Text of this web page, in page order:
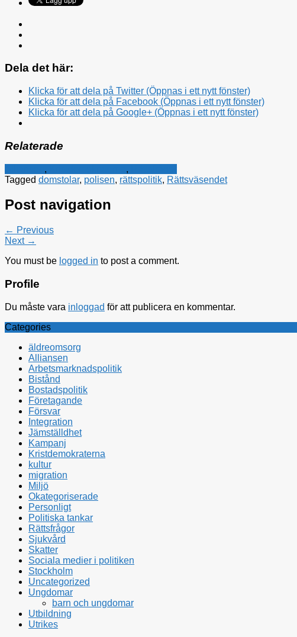
Dela det här:
Klicka för att dela på Twitter (Öppnas i ett nytt fönster)
Klicka för att dela på Facebook (Öppnas i ett nytt fönster)
Klicka för att dela på Google+ (Öppnas i ett nytt fönster)
Relaterade
, ,
Tagged domstolar, polisen, rättspolitik, Rättsväsendet
Post navigation
← Previous
Next →
You must be logged in to post a comment.
Profile
Du måste vara inloggad för att publicera en kommentar.
Categories
äldreomsorg
Alliansen
Arbetsmarknadspolitik
Bistånd
Bostadspolitik
Företagande
Försvar
Integration
Jämställdhet
Kampanj
Kristdemokraterna
kultur
migration
Miljö
Okategoriserade
Personligt
Politiska tankar
Rättsfrågor
Sjukvård
Skatter
Sociala medier i politiken
Stockholm
Uncategorized
Ungdomar
barn och ungdomar
Utbildning
Utrikes